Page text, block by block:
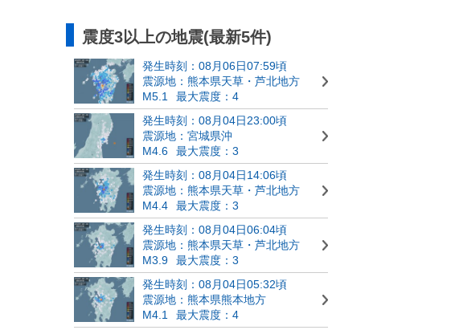
震度3以上の地震(最新5件)
発生時刻：08月06日07:59頃
震源地：熊本県天草・芦北地方
M5.1
最大震度：4
発生時刻：08月04日23:00頃
震源地：宮城県沖
M4.6
最大震度：3
発生時刻：08月04日14:06頃
震源地：熊本県天草・芦北地方
M4.4
最大震度：3
発生時刻：08月04日06:04頃
震源地：熊本県天草・芦北地方
M3.9
最大震度：3
発生時刻：08月04日05:32頃
震源地：熊本県熊本地方
M4.1
最大震度：4